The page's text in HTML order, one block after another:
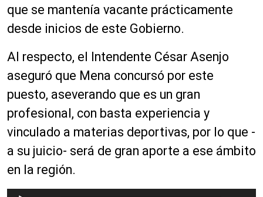
que se mantenía vacante prácticamente
desde inicios de este Gobierno.
Al respecto, el Intendente César Asenjo
aseguró que Mena concursó por este
puesto, aseverando que es un gran
profesional, con basta experiencia y
vinculado a materias deportivas, por lo que -
a su juicio- será de gran aporte a ese ámbito
en la región.